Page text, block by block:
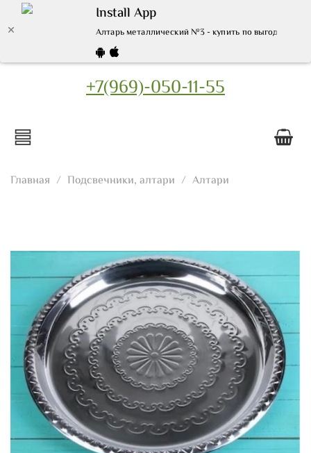
Install App
Алтарь металлический №3 - купить по выгодной
+7(969)-050-11-55
Главная Подсвечники, алтари Алтари